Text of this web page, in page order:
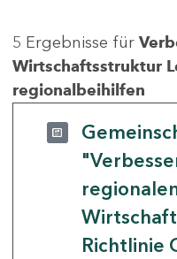
5 Ergebnisse für
Wirtschaftsstruktur
regionalbeihilfen
Richtlinie